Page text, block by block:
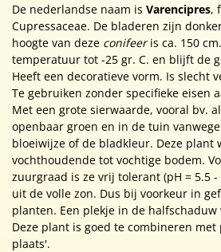
De nederlandse naam is Varencipres,
Cupressaceae. De bladeren zijn
hoogte van deze conifeeris ca. 150
temperatuur tot -25 gr. C. en blijft de
Heeft een decoratieve vorm. Is slecht
Te gebruiken zonder specifieke eisen
Met een grote sierwaarde, vooral bv.
openbaar groen en in de tuin
bloeiwijze of de bladkleur. Deze plant
vochthoudende tot vochtige bodem.
zuurgraad is ze vrij tolerant (pH = 5.5
uit de volle zon. Dus bij voorkeur in
planten. Een plekje in de
Deze plant is goed te combineren
plaats'.